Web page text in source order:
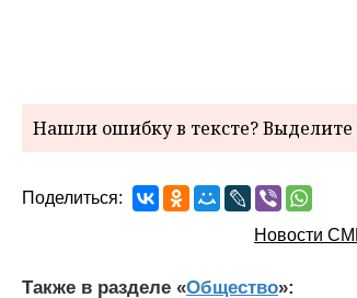
Нашли ошибку в тексте?
Поделиться:
Новости
Также в разделе «Общество»: